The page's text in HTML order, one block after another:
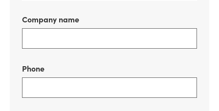
Company name
Phone